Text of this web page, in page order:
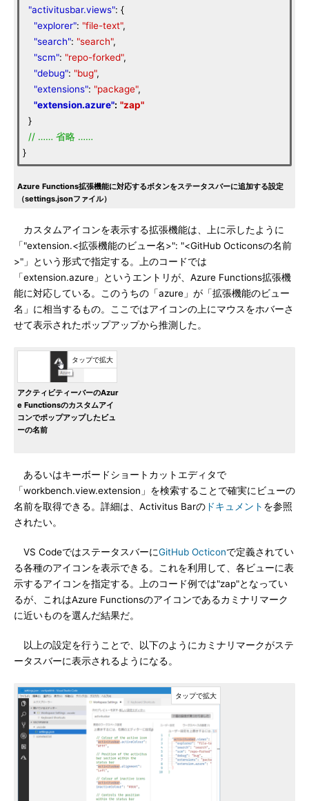
"activitusbar.views": {
"explorer": "file-text",
"search": "search",
"scm": "repo-forked",
"debug": "bug",
"extensions": "package",
"extension.azure": "zap"
}
// …… 省略 ……
}
Azure Functions拡張機能に対応するボタンをステータスバーに追加する設定
（settings.jsonファイル）
カスタムアイコンを表示する拡張機能は、上に示したように
「"extension.<拡張機能のビュー名>": "<GitHub Octiconsの名前
>"」という形式で指定する。上のコードでは
「extension.azure」というエントリが、Azure Functions拡張機
能に対応している。このうちの「azure」が「拡張機能のビュー
名」に相当するもの。ここではアイコンの上にマウスをホバーさ
せて表示されたポップアップから推測した。
アクティビティーバーのAzur
e Functionsのカスタムアイ
コンでポップアップしたビュ
ーの名前
あるいはキーボードショートカットエディタで
「workbench.view.extension」を検索することで確実にビューの
名前を取得できる。詳細は、Activitus Barの ドキュメント を参照
されたい。
VS CodeではステータスバーにGitHub Octiconで定義されてい
る各種のアイコンを表示できる。これを利用して、各ビューに表
示するアイコンを指定する。上のコード例では"zap"となってい
るが、これはAzure Functionsのアイコンであるカミナリマーク
に近いものを選んだ結果だ。
以上の設定を行うことで、以下のようにカミナリマークがステ
ータスバーに表示されるようになる。